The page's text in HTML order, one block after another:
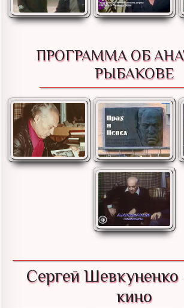
ПРОГРАММА ОБ
РЫБАКОВЕ
Сергей Шевкуненко
кино